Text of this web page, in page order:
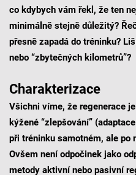
co kdybych vám řekl, že ten
minimálně stejně důležitý?
přesně zapadá do tréninku?
nebo “zbytečných kilometrů”?
Charakterizace
Všichni víme, že regenerace
kýžené “zlepšování”
při tréninku samotném, ale po
Ovšem není odpočinek jako
metody aktivní nebo pasivní